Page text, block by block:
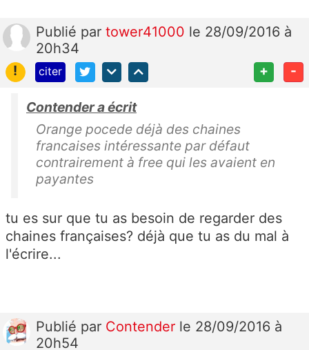
Publié par tower41000 le 28/09/2016 à
20h34
!
citer + -
Contender a écrit
Orange pocede déjà des chaines
francaises intéressante par défaut
contrairement à free qui les avaient en
payantes
tu es sur que tu as besoin de regarder des
chaines françaises? déjà que tu as du mal à
l'écrire...
Publié par Contender le 28/09/2016 à
20h54